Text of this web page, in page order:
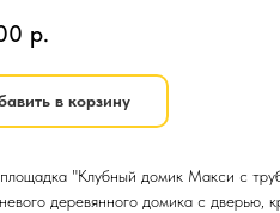
р.
в корзину
"Клубный домик Макси с
деревянного домика с